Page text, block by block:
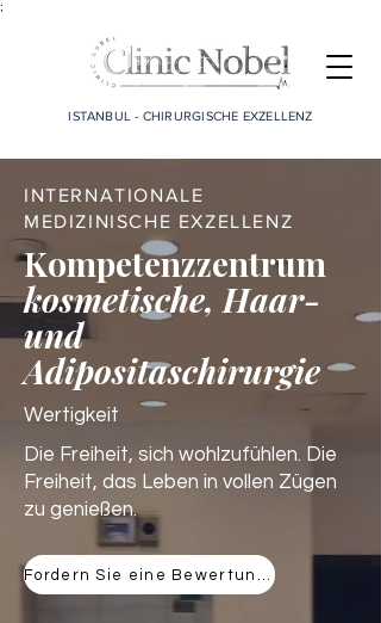
;
ISTANBUL - CHIRURGISCHE EXZELLENZ
INTERNATIONALE
MEDIZINISCHE EXZELLENZ
Kompetenzzentrum
kosmetische, Haar-
und
Adipositaschirurgie
Wertigkeit
Die Freiheit, sich wohlzufühlen. Die
Freiheit, das Leben in vollen Zügen
zu genießen.